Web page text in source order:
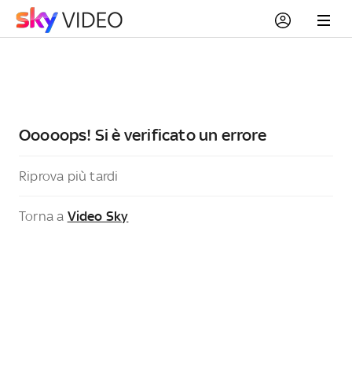
Ooooops! Si è verificato un errore
Riprova più tardi
Torna a Video Sky